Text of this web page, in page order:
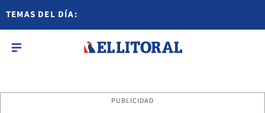
TEMAS DEL DÍA:
PUBLICIDAD